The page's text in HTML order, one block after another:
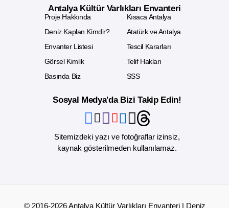
Antalya Kültür Varlıkları Envanteri
Proje Hakkında
Kısaca Antalya
Deniz Kaplan Kimdir?
Atatürk ve Antalya
Envanter Listesi
Tescil Kararları
Görsel Kimlik
Telif Hakları
Basında Biz
SSS
Sosyal Medya'da Bizi Takip Edin!
Sitemizdeki yazı ve fotoğraflar izinsiz,
kaynak gösterilmeden kullanılamaz.
© 2016-2026 Antalya Kültür Varlıkları Envanteri | Deniz